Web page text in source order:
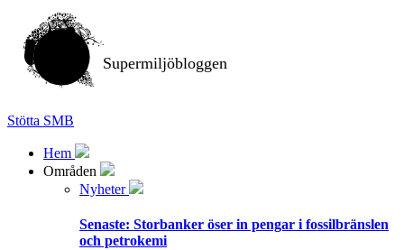
Supermiljöbloggen
Stötta SMB
Hem
Områden
Nyheter
Senaste: Storbanker öser in pengar i fossilbränslen
och petrokemi